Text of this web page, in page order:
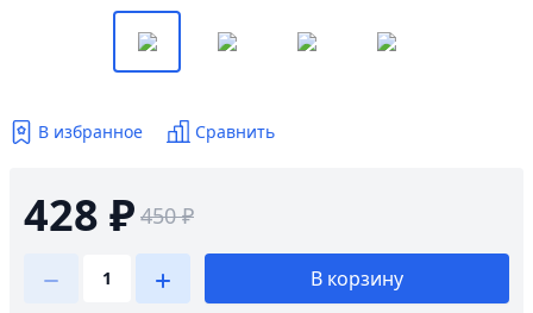
В избранное Сравнить
428 ₽ 450 ₽
В корзину